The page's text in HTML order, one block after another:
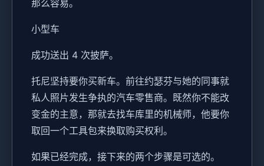
那么容易。
小型车
成功送出 4 次披萨。
托尼坚持要你买新车。前往约瑟芬与她的同事就
私人照片发生争执的汽车零售商。既然你不能改
变金的主意，那就去找车库里的机械师，他要你
取回一个工具包来换取购买权利。
如果已经完成，接下来的两个步骤是可选的。